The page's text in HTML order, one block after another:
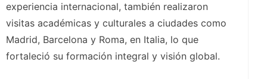
experiencia internacional, también realizaron
visitas académicas y culturales a ciudades como
Madrid, Barcelona y Roma, en Italia, lo que
fortaleció su formación integral y visión global.